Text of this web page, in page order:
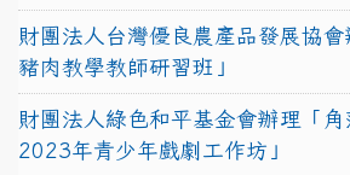
財團法人台灣優良農產品發展協
豬肉教學教師研習班」
財團法人綠色和平基金會辦理「角
2023年青少年戲劇工作坊」